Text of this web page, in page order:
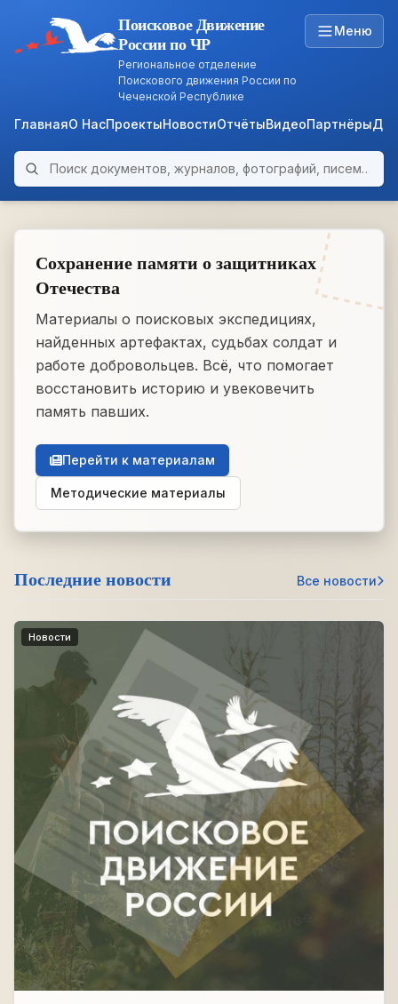
ARCHIVE
Поисковое Движение
России по ЧР
Региональное отделение
Поискового движения России по
Чеченской Республике
Меню
ГлавнаяО НасПроектыНовостиОтчётыВидеоПартнёры
Поиск по архиву
Сохранение памяти о защитниках
Отечества
Материалы о поисковых экспедициях,
найденных артефактах, судьбах солдат и
работе добровольцев. Всё, что помогает
восстановить историю и увековечить
память павших.
Перейти к материалам
Методические материалы
Последние новости Все новости
Новости